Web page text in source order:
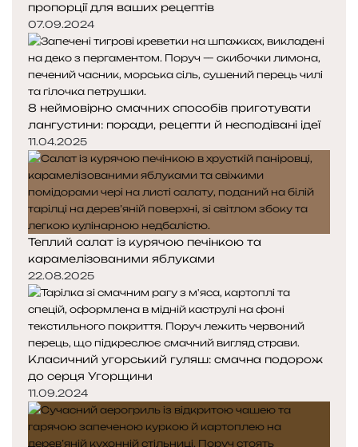
пропорції для ваших рецептів
07.09.2024
8 неймовірно смачних способів приготувати
лангустини: поради, рецепти й несподівані ідеї
11.04.2025
Теплий салат із курячою печінкою та
карамелізованими яблуками
22.08.2025
Класичний угорський гуляш: смачна подорож
до серця Угорщини
11.09.2024